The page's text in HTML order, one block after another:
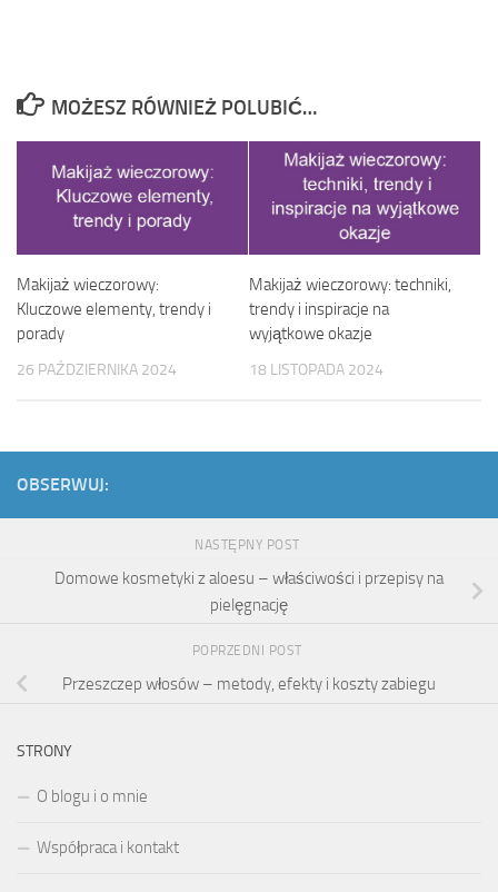
MOŻESZ RÓWNIEŻ POLUBIĆ…
Makijaż wieczorowy:
Kluczowe elementy, trendy i
porady
26 PAŹDZIERNIKA 2024
Makijaż wieczorowy: techniki,
trendy i inspiracje na
wyjątkowe okazje
18 LISTOPADA 2024
OBSERWUJ:
NASTĘPNY POST
Domowe kosmetyki z aloesu – właściwości i przepisy na
pielęgnację
POPRZEDNI POST
Przeszczep włosów – metody, efekty i koszty zabiegu
STRONY
O blogu i o mnie
Współpraca i kontakt